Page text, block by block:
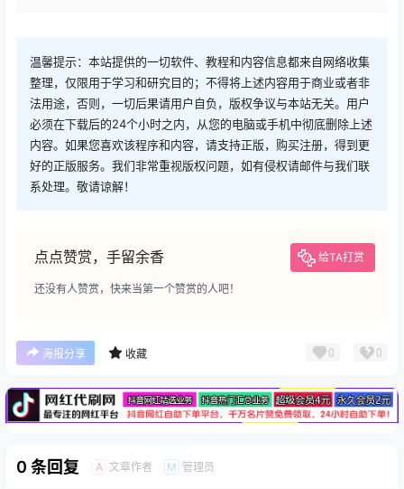
温馨提示：本站提供的一切软件、教程和内容信息都来自网络收集
整理，仅限用于学习和研究目的；不得将上述内容用于商业或者非
法用途，否则，一切后果请用户自负，版权争议与本站无关。用户
必须在下载后的24个小时之内，从您的电脑或手机中彻底删除上述
内容。如果您喜欢该程序和内容，请支持正版，购买注册，得到更
好的正版服务。我们非常重视版权问题，如有侵权请邮件与我们联
系处理。敬请谅解！
点点赞赏，手留余香 给TA打赏
还没有人赞赏，快来当第一个赞赏的人吧！
海报分享 收藏 0 0
广告
0 条回复 A 文章作者 M 管理员